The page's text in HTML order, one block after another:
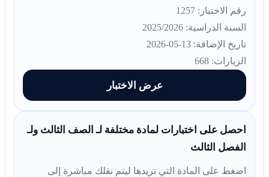
رقم الاختبار: 1257
السنة الدراسية: 2025/2026
تاريخ الإضافة: 13-05-2026
الزيارات: 668
عرض الاختبار
احصل على اختبارات لمادة مختلفة لـ الصف الثالث ولـ
الفصل الثالث
اضغط على المادة التي تريدها ليتم نقلك مباشرة إلى